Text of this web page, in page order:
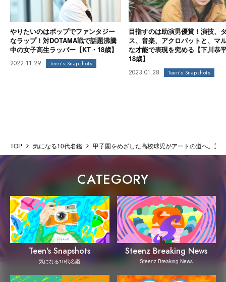
やりたいのはポップでファンタジー
なラップ！対DOTAMA戦で話題沸騰
中の女子高生ラッパー【KT・18歳】
2022.11.29 Teen's Snapshots
目指すのは助演男優賞！演技、
ス、音楽、アクロバットと、マ
な才能で表現を究める【下川恭
18歳】
2023.01.28 Teen's Snapshots
TOP 気になる10代名鑑 甲子園をめざした高校球児がアートの道へ。美
CATEGORY
Teen's Snapshots
気になる10代名鑑
Steenz Breaking News
Steenz Breaking News